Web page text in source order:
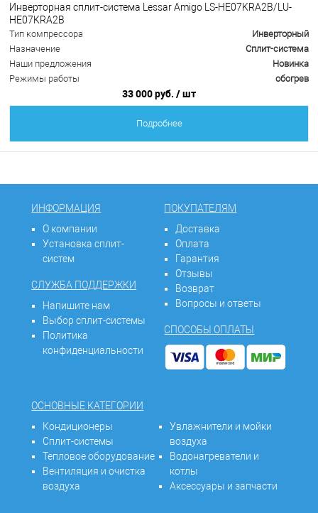
Инверторная сплит-система Lessar Amigo LS-HE07KRA2B/LU-
HE07KRA2B
Тип компрессора
Инверторный
Назначение
Сплит-система
Наши предложения
Новинка
Режимы работы
обогрев
33 000 руб. / шт
Подробнее
ИНФОРМАЦИЯ
О компании
Установка сплит-
систем
СЛУЖБА ПОДДЕРЖКИ
Напишите нам
Выбор сплит-системы
Политика
конфиденциальности
ПОКУПАТЕЛЯМ
Доставка
Оплата
Гарантия
Отзывы
Возврат
Вопросы и ответы
СПОСОБЫ ОПЛАТЫ
ОСНОВНЫЕ КАТЕГОРИИ
Кондиционеры
Сплит-системы
Тепловое оборудование
Вентиляция и очистка
воздуха
Увлажнители и мойки
воздуха
Водонагреватели и
котлы
Аксессуары и запчасти